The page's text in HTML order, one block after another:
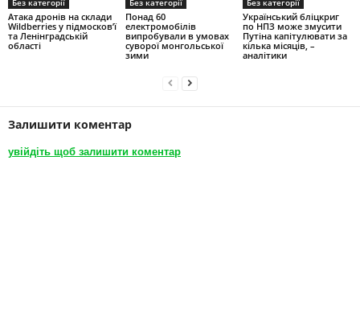
Без категорії
Атака дронів на склади
Wildberries у підмосков’ї
та Ленінградській
області
Без категорії
Понад 60
електромобілів
випробували в умовах
суворої монгольської
зими
Без категорії
Український бліцкриг
по НПЗ може змусити
Путіна капітулювати за
кілька місяців, –
аналітики
Залишити коментар
увійдіть щоб залишити коментар